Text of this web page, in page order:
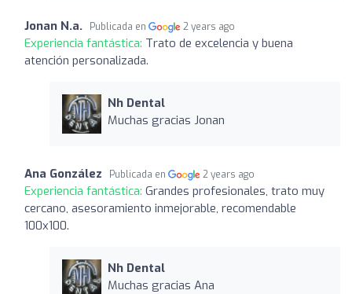
Jonan N.a. Publicada en 2 years ago
Experiencia fantástica: Trato de excelencia y buena
atención personalizada.
Nh Dental
Muchas gracias Jonan
Ana González Publicada en 2 years ago
Experiencia fantástica: Grandes profesionales, trato muy
cercano, asesoramiento inmejorable, recomendable
100x100.
Nh Dental
Muchas gracias Ana